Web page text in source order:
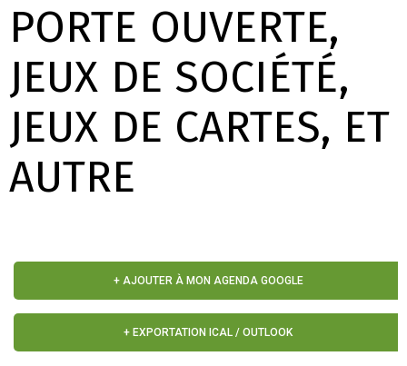
PORTE OUVERTE,
JEUX DE SOCIÉTÉ,
JEUX DE CARTES, ET
AUTRE
+ AJOUTER À MON AGENDA GOOGLE
+ EXPORTATION ICAL / OUTLOOK